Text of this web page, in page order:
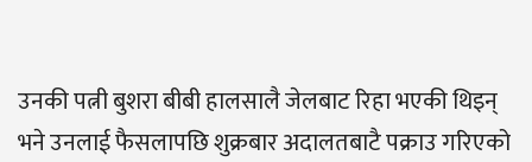
उनकी पत्नी बुशरा बीबी हालसालै जेलबाट रिहा भएकी थिइन्
भने उनलाई फैसलापछि शुक्रबार अदालतबाटै पक्राउ गरिएको